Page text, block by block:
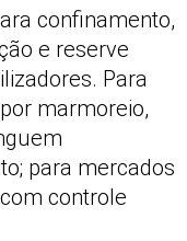
confinamento,
e reserve
Para
marmoreio,
para mercados
controle